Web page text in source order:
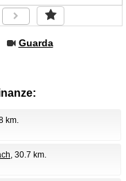
Guarda
km.
, 30.7 km.